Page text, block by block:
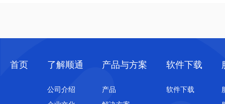
首页 了解顺通
公司介绍
产品与方案
产品
软件下载
软件下载